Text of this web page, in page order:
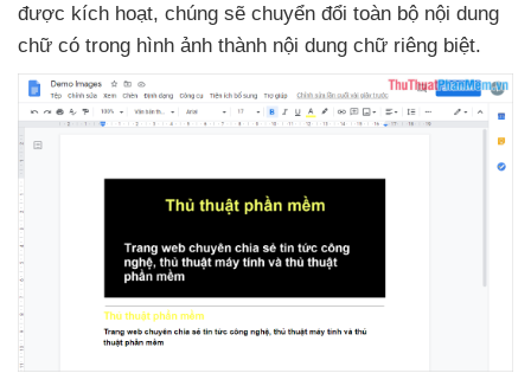
được kích hoạt, chúng sẽ chuyển đổi toàn bộ nội dung
chữ có trong hình ảnh thành nội dung chữ riêng biệt.